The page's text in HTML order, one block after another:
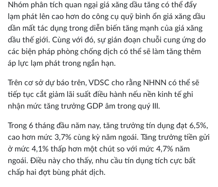
Nhóm phân tích quan ngại giá xăng dầu tăng có thể đẩy
lạm phát lên cao hơn do công cụ quỹ bình ổn giá xăng dầu
dần mất tác dụng trong diễn biến tăng mạnh của giá xăng
dầu thế giới. Cùng với đó, sự gián đoạn chuỗi cung ứng do
các biện pháp phòng chống dịch có thể sẽ làm tăng thêm
áp lực lạm phát trong ngắn hạn.
Trên cơ sở dự báo trên, VDSC cho rằng NHNN có thể sẽ
tiếp tục cắt giảm lãi suất điều hành nếu nền kinh tế ghi
nhận mức tăng trưởng GDP âm trong quý III.
Trong 6 tháng đầu năm nay, tăng trưởng tín dụng đạt 6,5%,
cao hơn mức 3,7% cùng kỳ năm ngoái. Tăng trưởng tiền gửi
ở mức 4,1% thấp hơn một chút so với mức 4,7% năm
ngoái. Điều này cho thấy, nhu cầu tín dụng tích cực bất
chấp hai đợt bùng phát dịch.